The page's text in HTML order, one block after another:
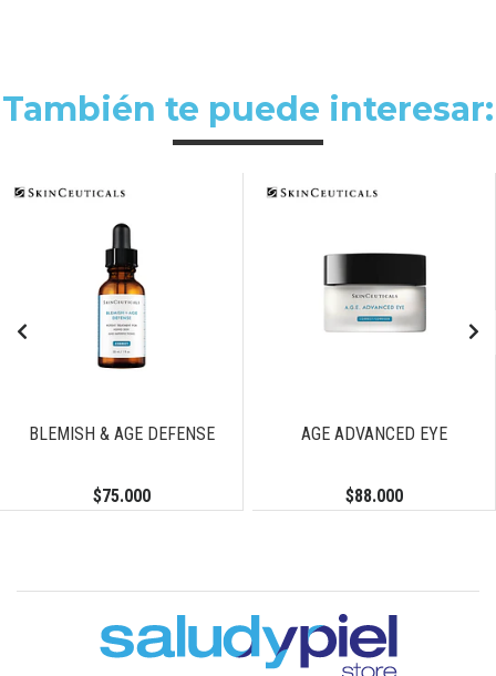
También te puede interesar:
BLEMISH & AGE DEFENSE
$75.000
AGE ADVANCED EYE
$88.000